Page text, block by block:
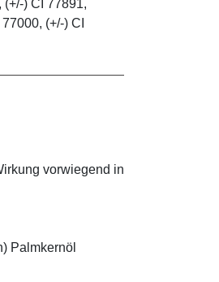
) CI 77891,
(+/-) CI
vorwiegend in
Palmkernöl